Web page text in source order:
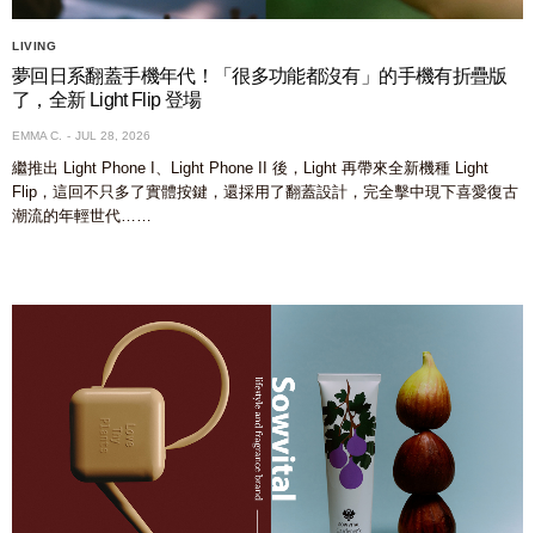
LIVING
夢回日系翻蓋手機年代！「很多功能都沒有」的手機有折疊版
了，全新 Light Flip 登場
EMMA C. JUL 28, 2026
繼推出 Light Phone I、Light Phone II 後，Light 再帶來全新機種 Light
Flip，這回不只多了實體按鍵，還採用了翻蓋設計，完全擊中現下喜愛復古
潮流的年輕世代……